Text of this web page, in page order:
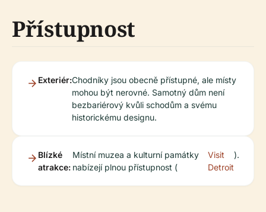
Přístupnost
Exteriér:Chodníky jsou obecně přístupné, ale místy
mohou být nerovné. Samotný dům není
bezbariérový kvůli schodům a svému
historickému designu.
Blízké
atrakce:
Místní muzea a kulturní památky
nabízejí plnou přístupnost (
Visit
Detroit
).